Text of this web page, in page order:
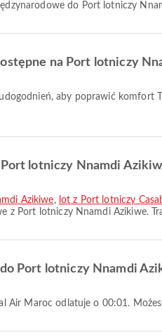
do Port lotniczy
na Port lotniczy
lotniczy Nnamdi
Azikiwe, lot z Port lotniczy
z Port lotniczy Nnamdi Azikiwe.
Port lotniczy Nnamdi
Air Maroc odlatuje o 00:01.